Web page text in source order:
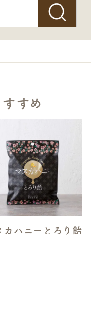
すめ
カハニーとろり飴